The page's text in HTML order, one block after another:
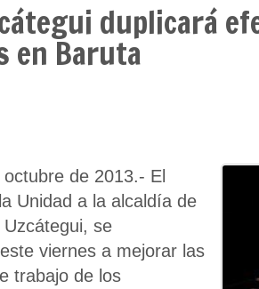
duplicará
en Baruta
de 2013.- El
Unidad a la alcaldía de
se
viernes a mejorar las
trabajo de los